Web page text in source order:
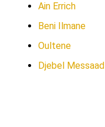
Ain Errich
Beni Ilmane
Oultene
Djebel Messaad